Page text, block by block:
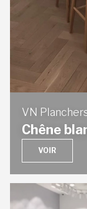
VN
Chêne
VOIR